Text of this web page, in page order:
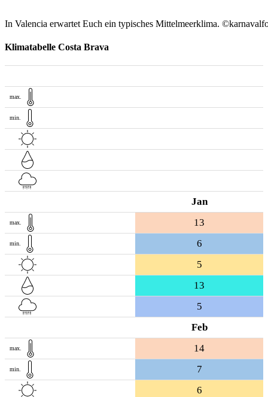
In Valencia erwartet Euch ein typisches Mittelmeerklima.
Klimatabelle Costa Brava
max.
min.
Jan
max. 13
min.
6
5
13
5
Feb
max. 14
min.
7
6